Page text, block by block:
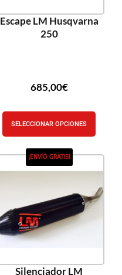
Escape LM Husqvarna
250
685,00€
SELECCIONAR OPCIONES
¡ENVÍO GRATIS!
Silenciador LM